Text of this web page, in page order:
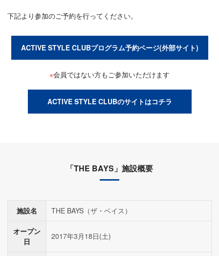
下記より参加のご予約を行ってください。
ACTIVE STYLE CLUBプログラム予約ページ(外部サイト)
※会員ではない方もご参加いただけます
ACTIVE STYLE CLUBのサイトはコチラ
「THE BAYS」施設概要
施設名 THE BAYS（ザ・ベイス）
オープン
日
2017年3月18日(土)